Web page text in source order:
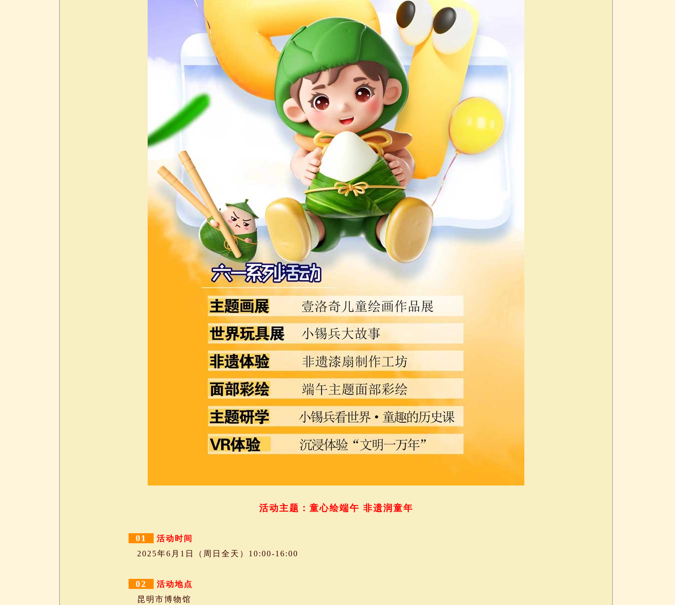
活动主题：童心绘端午 非遗润童年
01
活动时间
2025年6月1日（周日全天）10:00-16:00
02
活动地点
昆明市博物馆